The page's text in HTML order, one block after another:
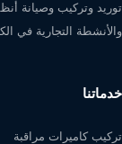
توريد وتركيب وصيانة
والأنشطة التجارية في
خدماتنا
تركيب كاميرات مراقبة